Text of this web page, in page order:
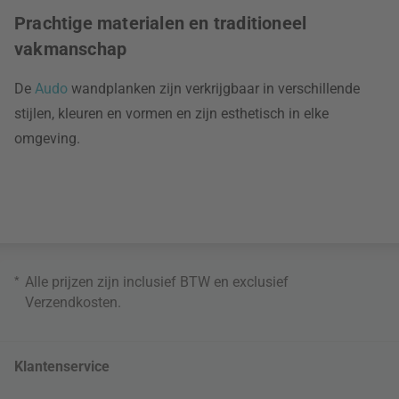
Prachtige materialen en traditioneel
vakmanschap
De Audo wandplanken zijn verkrijgbaar in verschillende
stijlen, kleuren en vormen en zijn esthetisch in elke
omgeving.
* Alle prijzen zijn inclusief BTW en exclusief
Verzendkosten.
Klantenservice